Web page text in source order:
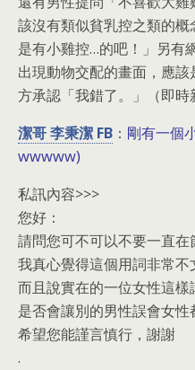
該沒有類似貧乳控之類的
是有小雞控…的吧！」另有
出現動物交配的畫面，應
方承認「我錯了。」（即時
潔哥 李秉潔 FB ： 剛有一個
wwwww)
私訊內容>>>
您好：
請問您可不可以不要一直
我真心覺得這個用詞非常不
而且說實在的一位女性這樣
是否會讓別的男性誤會女
希望您能謹言慎行，謝謝
.